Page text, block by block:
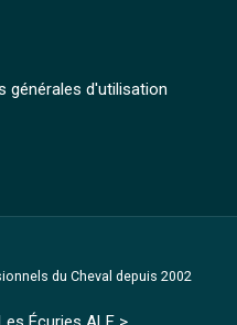
générales d'utilisation
du Cheval depuis 2002